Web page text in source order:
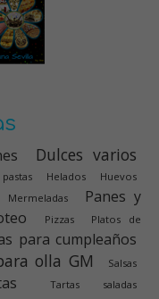
Dulces varios
Helados Huevos
Mermeladas
Panes y
Pizzas
Platos de
para cumpleaños
olla GM
Salsas
Tartas saladas